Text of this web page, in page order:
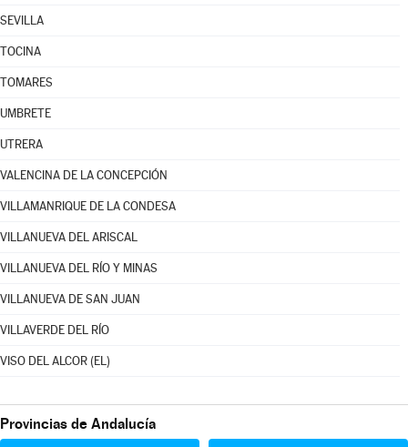
SEVILLA
TOCINA
TOMARES
UMBRETE
UTRERA
VALENCINA DE LA CONCEPCIÓN
VILLAMANRIQUE DE LA CONDESA
VILLANUEVA DEL ARISCAL
VILLANUEVA DEL RÍO Y MINAS
VILLANUEVA DE SAN JUAN
VILLAVERDE DEL RÍO
VISO DEL ALCOR (EL)
Provincias de Andalucía